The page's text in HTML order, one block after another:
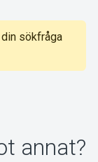
din sökfråga
annat?